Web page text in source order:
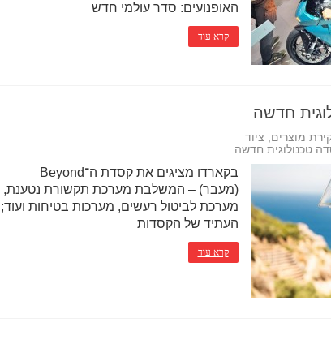
האופנועים: סדר עולמי חדש
קרא עוד
חדשה
מוצרים, ציוד
טכנולוגית חדשה
בקארדו מציגים את קסדת ה־Beyond
(מעבר) – המשלבת מערכת תקשורת נטענת,
מערכת לביטול רעשים, מערכות בטיחות ועוד;
העתיד של הקסדות
קרא עוד